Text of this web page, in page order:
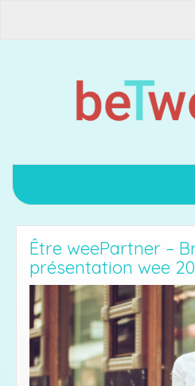
Être weePartner –
présentation wee